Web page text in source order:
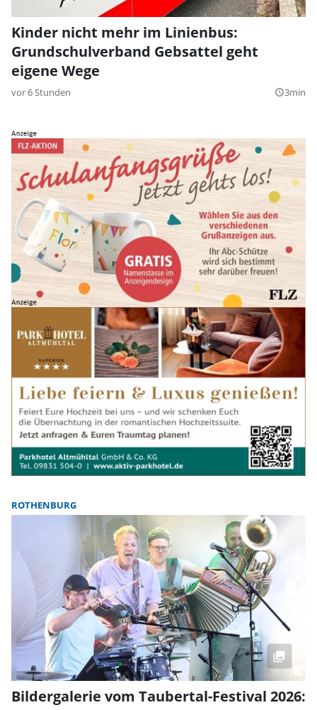
Kinder nicht mehr im Linienbus:
Grundschulverband Gebsattel geht
eigene Wege
vor 6 Stunden query_builder3min
ROTHENBURG
Bildergalerie vom Taubertal-Festival 2026: